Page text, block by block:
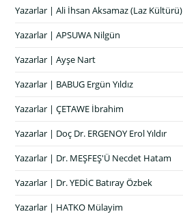
Yazarlar | Ali İhsan Aksamaz (Laz Kültürü)
Yazarlar | APSUWA Nilgün
Yazarlar | Ayşe Nart
Yazarlar | BABUG Ergün Yıldız
Yazarlar | ÇETAWE İbrahim
Yazarlar | Doç Dr. ERGENOY Erol Yıldır
Yazarlar | Dr. MEŞFEŞ'Ü Necdet Hatam
Yazarlar | Dr. YEDİC Batıray Özbek
Yazarlar | HATKO Mülayim